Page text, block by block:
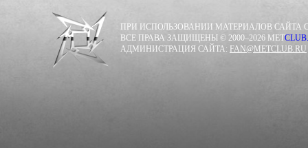
ПРИ ИСПОЛЬЗОВАНИИ МАТЕРИАЛОВ САЙТА
ВСЕ ПРАВА ЗАЩИЩЕНЫ © 2000–2026 METCLUB.
АДМИНИСТРАЦИЯ САЙТА: FAN@METCLUB.RU